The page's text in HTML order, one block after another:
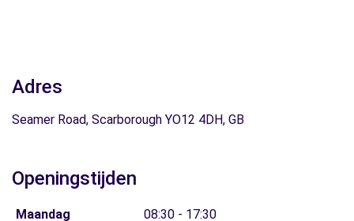
Adres
Seamer Road, Scarborough YO12 4DH, GB
Openingstijden
Maandag
08:30 - 17:30